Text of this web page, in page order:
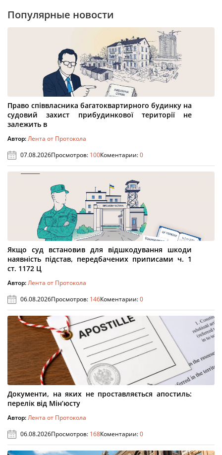
Популярные новости
Право співвласника багатоквартирного будинку на
судовий захист прибудинкової території не
залежить в
Автор:Лента от Протокола
07.08.2026Просмотров: 100Коментарии:0
Якщо суд встановив для відшкодування шкоди
наявність підстав, передбачених приписами ч. 1
ст. 1172 Ц
Автор:Лента от Протокола
06.08.2026Просмотров: 146Коментарии:0
Документи, на яких не проставляється апостиль:
перелік від Мін’юсту
Автор:Лента от Протокола
06.08.2026Просмотров: 168Коментарии:0